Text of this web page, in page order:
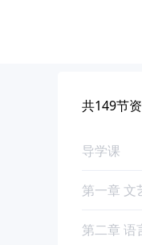
共149节
导学课
第一章 文
第二章 语